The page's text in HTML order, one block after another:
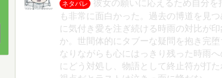
ネタバレ
彼女の願いに応えるため自分
も非常に面白かった。過去の博道を見
に気付き愛を注ぎ続ける時雨の対比が
か。世間体的にタブーな疑問を抱き完
なりながらも心にはっきり残った時雨
にどう対処し、物語として終止符が打